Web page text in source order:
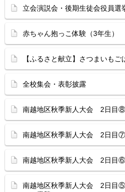
立会演説会・後期生徒会役員選
赤ちゃん抱っこ体験（3年生）
【ふるさと献立】さつまいもご
全校集会・表彰披露
南越地区秋季新人大会 2日
南越地区秋季新人大会 2日
南越地区秋季新人大会 2日
南越地区秋季新人大会 2日目